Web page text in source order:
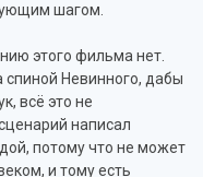
шагом.
этого фильма нет.
Невинного, дабы
всё это не
написал
потому что не может
и тому есть